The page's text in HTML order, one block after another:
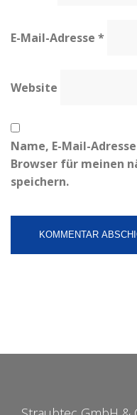
E-Mail-Adresse *
Website
Name, E-Mail-
Browser für meinen
speichern.